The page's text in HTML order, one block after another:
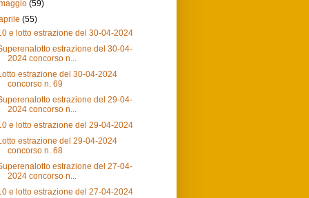
(59)
(55)
e lotto estrazione del 30-04-2024
estrazione del 30-04-
2024 concorso n...
estrazione del 30-04-2024
concorso n. 69
estrazione del 29-04-
2024 concorso n...
e lotto estrazione del 29-04-2024
estrazione del 29-04-2024
concorso n. 68
estrazione del 27-04-
2024 concorso n...
e lotto estrazione del 27-04-2024